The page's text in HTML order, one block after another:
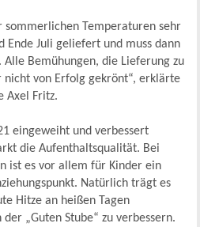
sommerlichen Temperaturen sehr
Ende Juli geliefert und muss dann
Bemühungen, die Lieferung zu
nicht von Erfolg gekrönt“, erklärte
Axel Fritz.
eingeweiht und verbessert
die Aufenthaltsqualität. Bei
ist es vor allem für Kinder ein
Natürlich trägt es
Hitze an heißen Tagen
„Guten Stube“ zu verbessern.